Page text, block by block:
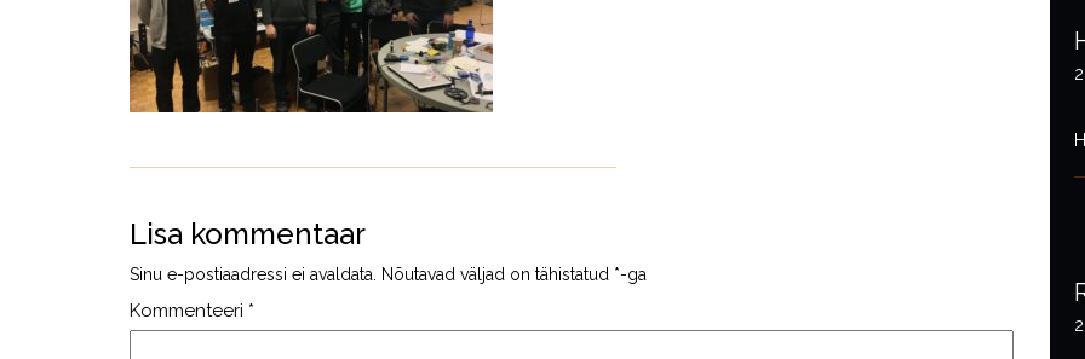
Lisa kommentaar
Sinu e-postiaadressi ei avaldata. Nõutavad väljad on tähistatud *-ga
Kommenteeri *